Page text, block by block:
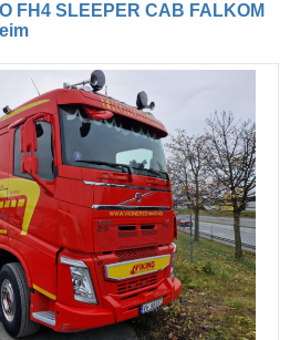
FH4 SLEEPER CAB FALKOM